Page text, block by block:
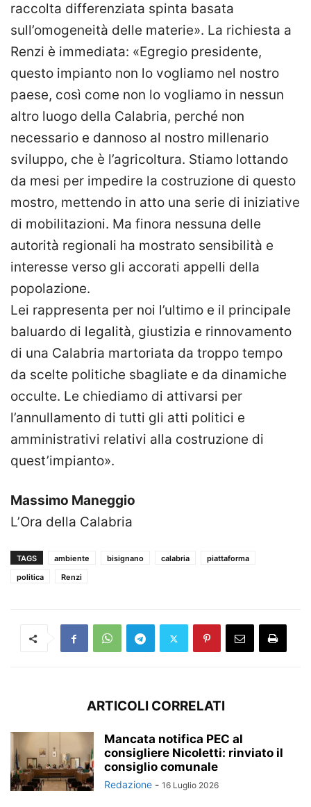
raccolta differenziata spinta basata
sull’omogeneità delle materie». La richiesta a
Renzi è immediata: «Egregio presidente,
questo impianto non lo vogliamo nel nostro
paese, così come non lo vogliamo in nessun
altro luogo della Calabria, perché non
necessario e dannoso al nostro millenario
sviluppo, che è l’agricoltura. Stiamo lottando
da mesi per impedire la costruzione di questo
mostro, mettendo in atto una serie di iniziative
di mobilitazioni. Ma finora nessuna delle
autorità regionali ha mostrato sensibilità e
interesse verso gli accorati appelli della
popolazione.
Lei rappresenta per noi l’ultimo e il principale
baluardo di legalità, giustizia e rinnovamento
di una Calabria martoriata da troppo tempo
da scelte politiche sbagliate e da dinamiche
occulte. Le chiediamo di attivarsi per
l’annullamento di tutti gli atti politici e
amministrativi relativi alla costruzione di
quest’impianto».
Massimo Maneggio
L’Ora della Calabria
TAGS ambiente bisignano calabria
piattaforma
politica
Renzi
ARTICOLI CORRELATI
Mancata notifica PEC al
consigliere Nicoletti: rinviato il
consiglio comunale
Redazione - 16 Luglio 2026